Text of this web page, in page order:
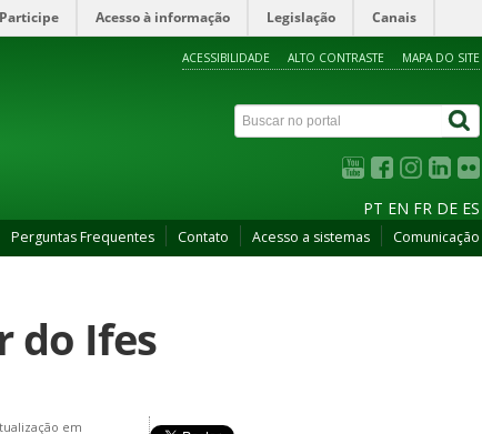
Participe Acesso à informação Legislação Canais
ACESSIBILIDADE ALTO CONTRASTE MAPA DO SITE
PT EN FR DE ES
Perguntas Frequentes Contato Acesso a sistemas Comunicação
do Ifes
em